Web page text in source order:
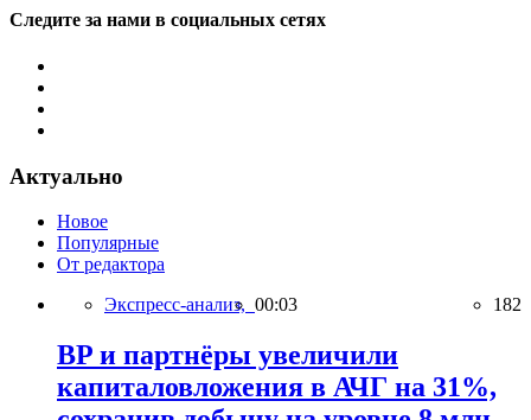
Следите за нами в социальных сетях
Актуально
Новое
Популярные
От редактора
Экспресс-анализ, 00:03 182
BP и партнёры увеличили
капиталовложения в АЧГ на 31%,